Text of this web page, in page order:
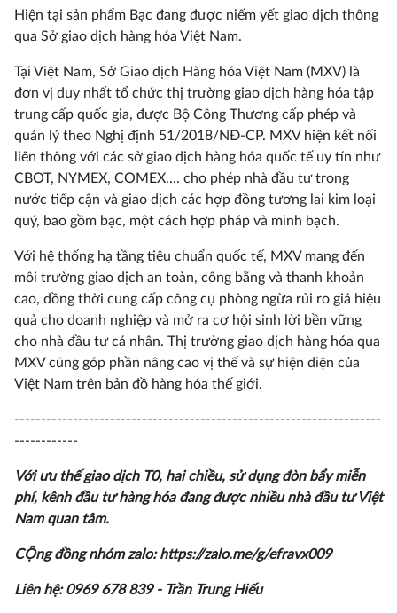
Hiện tại sản phẩm Bạc đang được niếm yết giao dịch thông
qua Sở giao dịch hàng hóa Việt Nam.
Tại Việt Nam, Sở Giao dịch Hàng hóa Việt Nam (MXV) là
đơn vị duy nhất tổ chức thị trường giao dịch hàng hóa tập
trung cấp quốc gia, được Bộ Công Thương cấp phép và
quản lý theo Nghị định 51/2018/NĐ-CP. MXV hiện kết nối
liên thông với các sở giao dịch hàng hóa quốc tế uy tín như
CBOT, NYMEX, COMEX.... cho phép nhà đầu tư trong
nước tiếp cận và giao dịch các hợp đồng tương lai kim loại
quý, bao gồm bạc, một cách hợp pháp và minh bạch.
Với hệ thống hạ tầng tiêu chuẩn quốc tế, MXV mang đến
môi trường giao dịch an toàn, công bằng và thanh khoản
cao, đồng thời cung cấp công cụ phòng ngừa rủi ro giá hiệu
quả cho doanh nghiệp và mở ra cơ hội sinh lời bền vững
cho nhà đầu tư cá nhân. Thị trường giao dịch hàng hóa qua
MXV cũng góp phần nâng cao vị thế và sự hiện diện của
Việt Nam trên bản đồ hàng hóa thế giới.
---------------------------------------------------------------------
------------
Với ưu thế giao dịch T0, hai chiều, sử dụng đòn bẩy miễn
phí, kênh đầu tư hàng hóa đang được nhiều nhà đầu tư Việt
Nam quan tâm.
CỘng đồng nhóm zalo: https://zalo.me/g/efravx009
Liên hệ: 0969 678 839 - Trần Trung Hiếu